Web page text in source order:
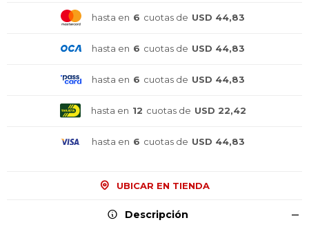
hasta en 6 cuotas de USD 44,83
hasta en 6 cuotas de USD 44,83
hasta en 6 cuotas de USD 44,83
hasta en 12 cuotas de USD 22,42
hasta en 6 cuotas de USD 44,83
UBICAR EN TIENDA
Descripción